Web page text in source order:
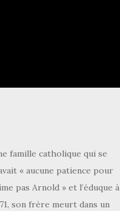
famille catholique qui se
« aucune patience pour
pas Arnold » et l’éduque à
son frère meurt dans un